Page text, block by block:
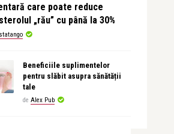
care poate reduce
„rău” cu până la 30%
Beneficiile suplimentelor
pentru slăbit asupra sănătății
tale
de Alex Pub